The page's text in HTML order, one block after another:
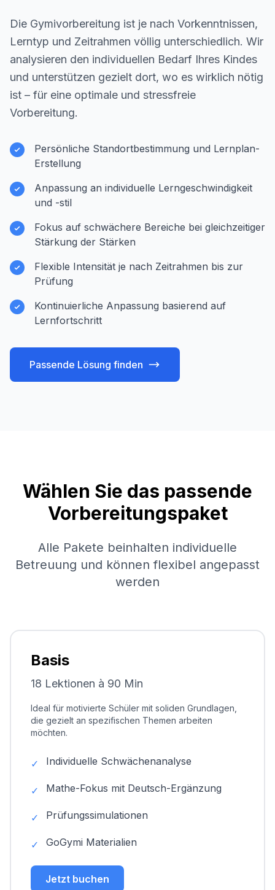
Die Gymivorbereitung ist je nach Vorkenntnissen,
Lerntyp und Zeitrahmen völlig unterschiedlich. Wir
analysieren den individuellen Bedarf Ihres Kindes
und unterstützen gezielt dort, wo es wirklich nötig
ist – für eine optimale und stressfreie
Vorbereitung.
Persönliche Standortbestimmung und Lernplan-
Erstellung
Anpassung an individuelle Lerngeschwindigkeit
und -stil
Fokus auf schwächere Bereiche bei gleichzeitiger
Stärkung der Stärken
Flexible Intensität je nach Zeitrahmen bis zur
Prüfung
Kontinuierliche Anpassung basierend auf
Lernfortschritt
Passende Lösung finden
Wählen Sie das passende
Vorbereitungspaket
Alle Pakete beinhalten individuelle
Betreuung und können flexibel angepasst
werden
Basis
18 Lektionen à 90 Min
Ideal für motivierte Schüler mit soliden Grundlagen,
die gezielt an spezifischen Themen arbeiten
möchten.
✓ Individuelle Schwächenanalyse
✓ Mathe-Fokus mit Deutsch-Ergänzung
✓ Prüfungssimulationen
✓ GoGymi Materialien
Jetzt buchen